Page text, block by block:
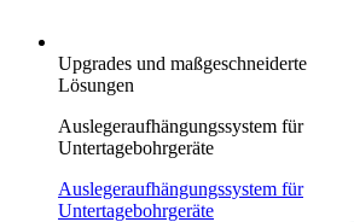
Upgrades und maßgeschneiderte
Lösungen
Auslegeraufhängungssystem für
Untertagebohrgeräte
Auslegeraufhängungssystem für
Untertagebohrgeräte